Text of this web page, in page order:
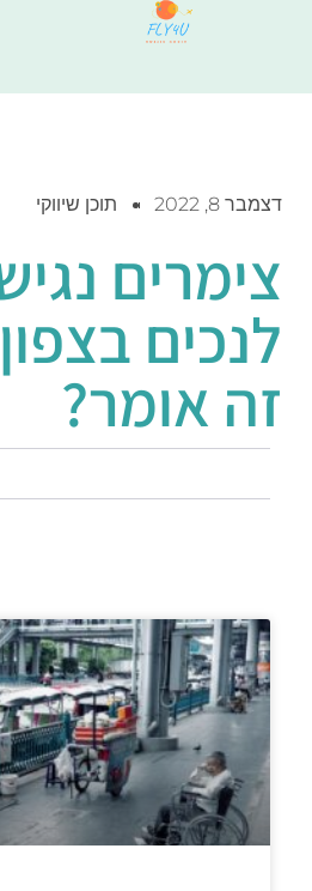
דצמבר 8, 2022 תוכן שיווקי
צימרים
לנכים
זה אומר?